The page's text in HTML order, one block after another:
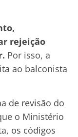
rejeição
Por isso, a
ao balconista
de revisão do
o Ministério
os códigos